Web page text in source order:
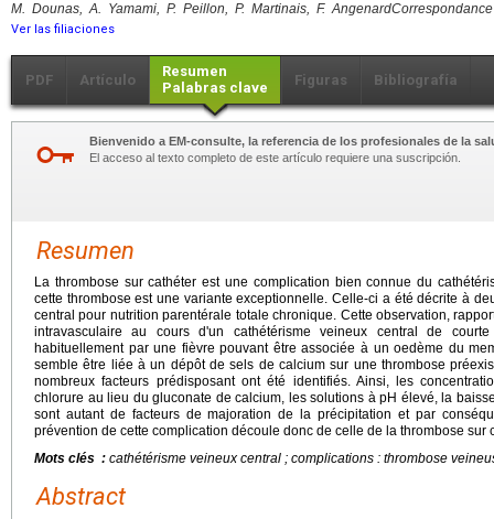
M. Dounas, A. Yamami, P. Peillon, P. Martinais, F. Angenard
Ver las filiaciones
PDF Artículo
Resumen
Palabras clave
Figuras Bibliografía
Bienvenido a EM-consulte, la referencia de los profesionales de la
El acceso al texto completo de este artículo requiere una suscripción.
Resumen
La thrombose sur cathéter est une complication bien connue du
cette thrombose est une variante exceptionnelle. Celle-ci a été décrite à
central pour nutrition parentérale totale chronique. Cette observation,
intravasculaire au cours d'un cathétérisme veineux central de
habituellement par une fièvre pouvant être associée à un oedème du
semble être liée à un dépôt de sels de calcium sur une thrombose
nombreux facteurs prédisposant ont été identifiés. Ainsi, les
chlorure au lieu du gluconate de calcium, les solutions à pH élevé, la
sont autant de facteurs de majoration de la précipitation et par
prévention de cette complication découle donc de celle de la thrombose sur
Mots clés : cathétérisme veineux central ; complications : thrombose
Abstract